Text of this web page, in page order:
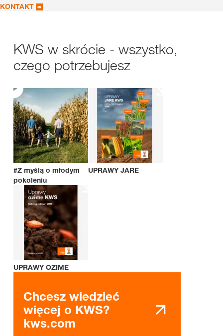
KONTAKT
KWS w skrócie - wszystko,
czego potrzebujesz
#Z myślą o młodym
pokoleniu
UPRAWY JARE
UPRAWY OZIME
Chcesz wiedzieć
więcej o KWS?
kws.com